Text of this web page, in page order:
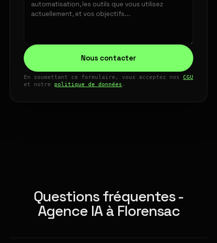
Nous contacter
En soumettant ce formulaire, vous acceptez nos CGU
et notre politique de données .
Questions fréquentes -
Agence IA à Florensac